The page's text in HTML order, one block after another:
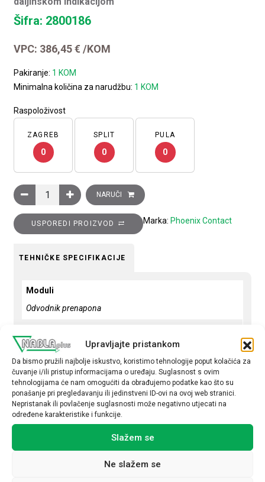
Upravljajte pristankom
Da bismo pružili najbolje iskustvo, koristimo tehnologije poput kolačića za
čuvanje i/ili pristup informacijama o uređaju. Suglasnost s ovim
tehnologijama će nam omogućiti da obrađujemo podatke kao što su
ponašanje pri pregledavanju ili jedinstveni ID-ovi na ovoj web stranici.
Nepristanak ili povlačenje suglasnosti može negativno utjecati na
određene karakteristike i funkcije.
Slažem se
Ne slažem se
Šifra: 2800186
VPC: 386,45€ /KOM
Pakiranje: 1 KOM
Minimalna količina za narudžbu: 1 KOM
Raspoloživost
ZAGREB
0
SPLIT
0
PULA
0
Odvodnik prenapona, tip 1 i 2, 12,5…50kA, s daljinskom
NARUČI
USPOREDI PROIZVOD Marka: Phoenix Contact
TEHNIČKE SPECIFIKACIJE
Moduli
Odvodnik prenapona
12,5/50
Tip
1/2
Daljinska indikacija
DA